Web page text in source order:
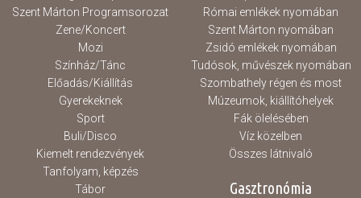
Szent Márton Programsorozat
Zene/Koncert
Mozi
Színház/Tánc
Előadás/Kiállítás
Gyerekeknek
Sport
Buli/Disco
Kiemelt rendezvények
Tanfolyam, képzés
Tábor
Római emlékek nyomában
Szent Márton nyomában
Zsidó emlékek nyomában
Tudósok, művészek nyomában
Szombathely régen és most
Múzeumok, kiállítóhelyek
Fák ölelésében
Víz közelben
Összes látnivaló
Gasztronómia